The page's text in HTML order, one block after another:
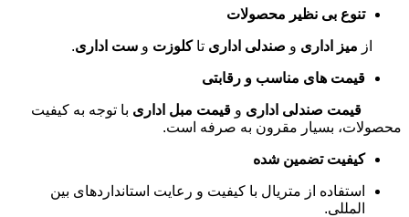
تنوع بی نظیر محصولات
از میز اداری و صندلی اداری تاکلوزت و ست اداری.
قیمت های مناسب و رقابتی
قیمت صندلی اداری و قیمت مبل اداری با توجه به کیفیت
محصولات، بسیار مقرون به صرفه است.
کیفیت تضمین شده
استفاده از متریال با کیفیت و رعایت استانداردهای بین
المللی.